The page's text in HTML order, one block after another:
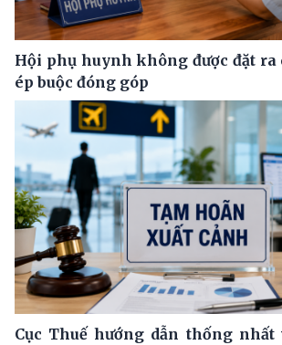
Hội phụ huynh không được đặt ra
ép buộc đóng góp
Cục Thuế hướng dẫn thống nhất